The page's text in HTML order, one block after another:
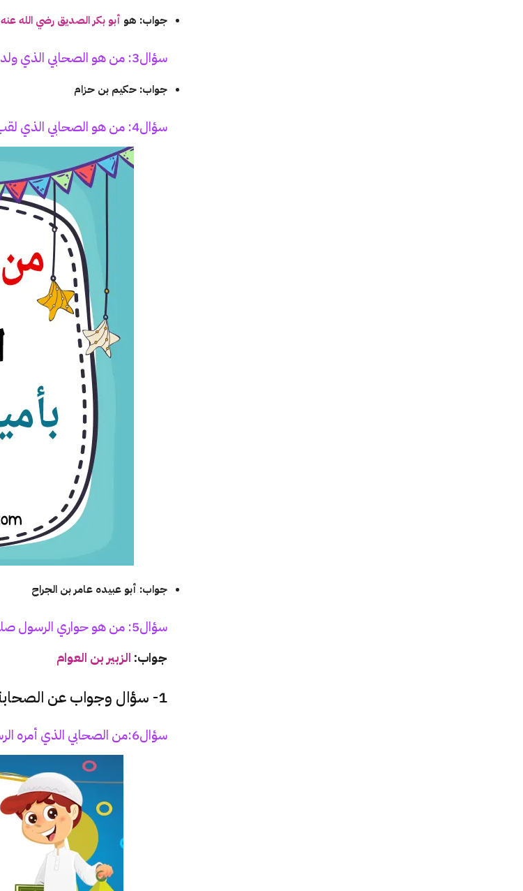
جواب: هو أبو بكر الصديق رضي الله عنه
سؤال3: من هو الصحابي الذي ولد في بطن الكعبة ؟
جواب: حكيم بن حزام
سؤال4: من هو الصحابي الذي لقب بأمين هذه الأمة ؟
جواب: أبو عبيده عامر بن الجراح
سؤال5: من هو حواري الرسول صلى الله عليه وسلم ؟
جواب: الزبير بن العوام
1- سؤال وجواب عن الصحابة
سؤال6:من الصحابي الذي أمره الرسول عليه السلام بتعلم لغة اليهود فتعلمها في 15 يومًا ؟